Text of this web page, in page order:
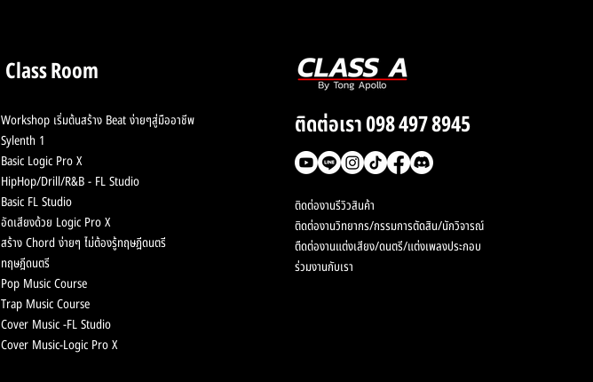
Class Room
Workshop เริ่มต้นสร้าง Beat ง่ายๆสู่มืออาชีพ
Sylenth 1
Basic Logic Pro X
HipHop/Drill/R&B - FL Studio
Basic FL Studio
อัดเสียงด้วย Logic Pro X
สร้าง Chordง่ายๆ ไม่ต้องรู้ทฤษฎีดนตรี
ทฤษฎีดนตรี
Pop MusicCourse
Trap MusicCourse
Cover Music -FL Studio
Cover Music-Logic Pro X
ติดต่อเรา 098 497 8945
ติดต่องานรีวิวสินค้า
ติดต่องานวิทยากร/กรรมการตัดสิน/นักวิจารณ์
ตืดต่องานแต่งเสียง/ดนตรี/แต่งเพลงประกอบ
ร่วมงานกับเรา